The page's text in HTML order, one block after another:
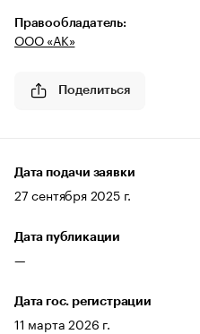
Правообладатель:
ООО «АК»
Поделиться
Дата подачи заявки
27 сентября 2025 г.
Дата публикации
—
Дата гос. регистрации
11 марта 2026 г.